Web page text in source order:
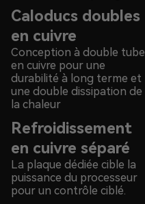
Caloducs doubles
en cuivre
Conception à double tube
en cuivre pour une
durabilité à long terme et
une double dissipation de
la chaleur
Refroidissement
en cuivre séparé
La plaque dédiée cible la
puissance du processeur
pour un contrôle ciblé.